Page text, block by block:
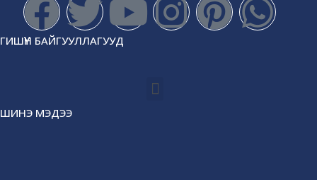
ГИШҮҮН БАЙГУУЛЛАГУУД
ШИНЭ МЭДЭЭ